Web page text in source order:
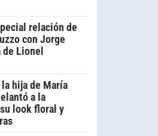
relación de
con Jorge
Lionel
hija de María
a la
look floral y